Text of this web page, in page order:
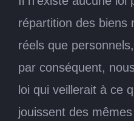
répartition des biens
réels que
par conséquent,
loi qui veillerait à ce
jouissent des